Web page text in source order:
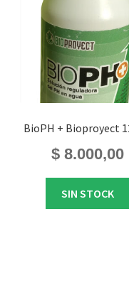
BioPH + Bioproyect
$ 8.000,00
SIN STOCK